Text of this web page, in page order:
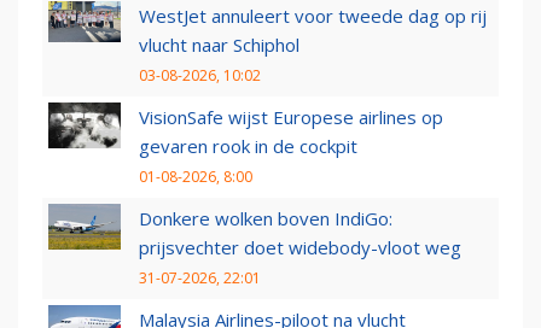
WestJet annuleert voor tweede dag op rij
vlucht naar Schiphol
03-08-2026, 10:02
VisionSafe wijst Europese airlines op
gevaren rook in de cockpit
01-08-2026, 8:00
Donkere wolken boven IndiGo:
prijsvechter doet widebody-vloot weg
31-07-2026, 22:01
Malaysia Airlines-piloot na vlucht